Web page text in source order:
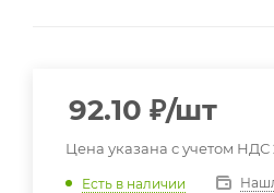
92.10 ₽/шт
Цена указана с учетом НДС
Есть в наличии